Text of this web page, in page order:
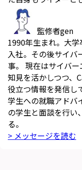
監修者gen
1990年生まれ。大
入社。その後サイバ
事。 現在はサイバ
知見を活かしつつ、
役立つ情報を発信し
学生への就職アドバ
の学生と面談を行い
る。
> メッセージを読む